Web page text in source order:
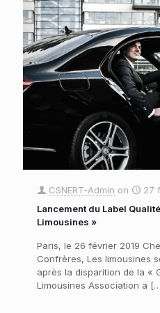
CSNERT-Admin on
27
Lancement du Label
Limousines »
Paris, le 26 février 2019
Confrères, Les limousines
après la disparition de la «
Limousines Association a